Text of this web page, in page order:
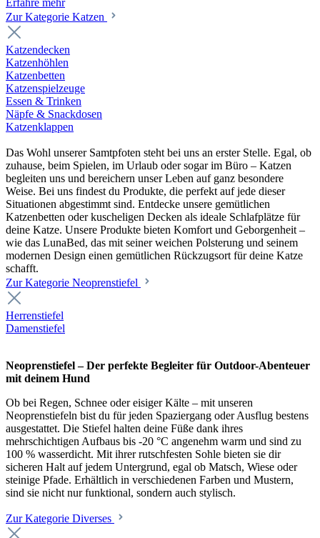
Zur Kategorie Katzen
Katzendecken
Katzenhöhlen
Katzenbetten
Katzenspielzeuge
Essen & Trinken
Näpfe & Snackdosen
Katzenklappen
Das Wohl unserer Samtpfoten steht bei uns an erster Stelle. Egal, ob
zuhause, beim Spielen, im Urlaub oder sogar im Büro – Katzen
begleiten uns und bereichern unser Leben auf ganz besondere
Weise. Bei uns findest du Produkte, die perfekt auf jede dieser
Situationen abgestimmt sind. Entdecke unsere gemütlichen
Katzenbetten oder kuscheligen Decken als ideale Schlafplätze für
deine Katze. Unsere Produkte bieten Komfort und Geborgenheit –
wie das LunaBed, das mit seiner weichen Polsterung und seinem
modernen Design einen gemütlichen Rückzugsort für deine Katze
schafft.
Zur Kategorie Neoprenstiefel
Herrenstiefel
Damenstiefel
Neoprenstiefel – Der perfekte Begleiter für Outdoor-Abenteuer
mit deinem Hund
Ob bei Regen, Schnee oder eisiger Kälte – mit unseren
Neoprenstiefeln bist du für jeden Spaziergang oder Ausflug bestens
ausgestattet. Die Stiefel halten deine Füße dank ihres
mehrschichtigen Aufbaus bis -20 °C angenehm warm und sind zu
100 % wasserdicht. Mit ihrer rutschfesten Sohle bieten sie dir
sicheren Halt auf jedem Untergrund, egal ob Matsch, Wiese oder
steinige Pfade. Erhältlich in verschiedenen Farben und Mustern,
sind sie nicht nur funktional, sondern auch stylisch.
Zur Kategorie Diverses